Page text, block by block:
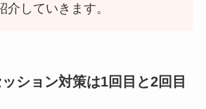
介していきます。
ション対策は1回目と2回目